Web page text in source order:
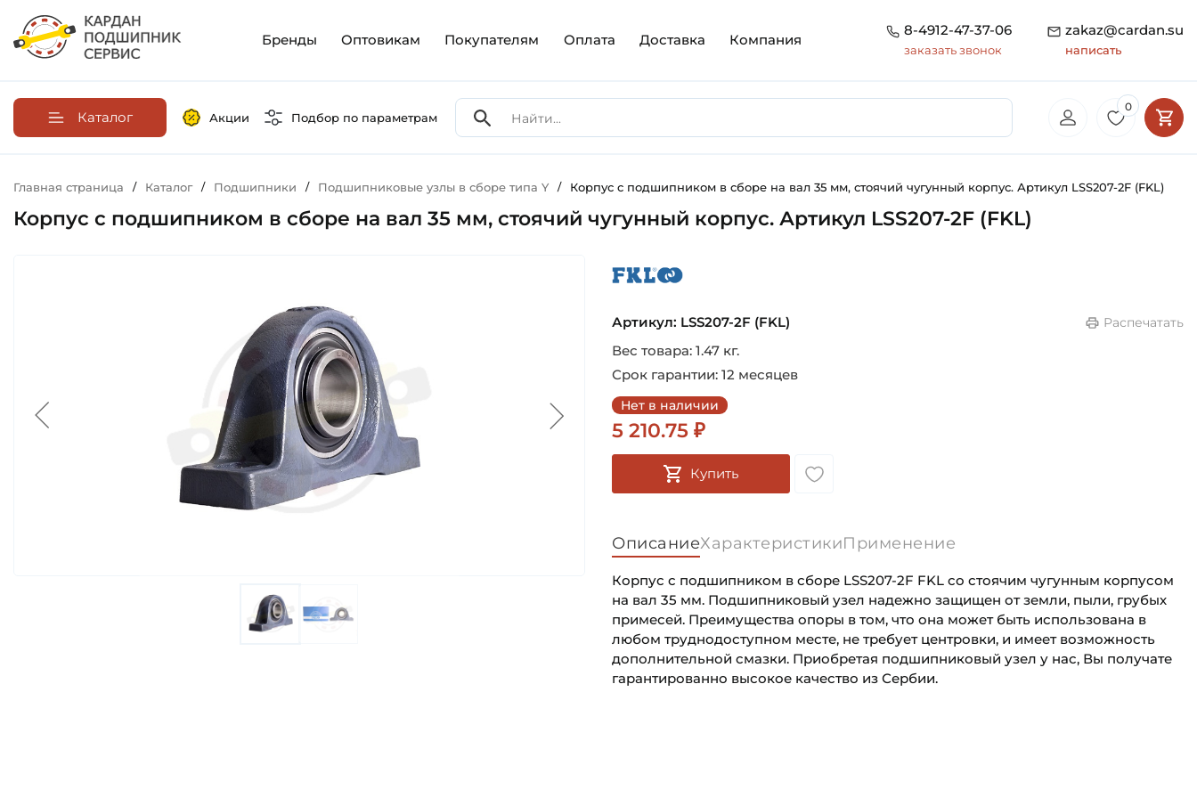
Бренды Оптовикам Покупателям Оплата Доставка Компания
8-4912-47-37-06
заказать звонок
zakaz@cardan.su
написать
Каталог Акции Подбор по параметрам
0
Главная страница / Каталог / Подшипники / Подшипниковые узлы в сборе типа Y / Корпус с подшипником в сборе на вал 35 мм, стоячий чугунный корпус. Артикул LSS207-2F (FKL)
Корпус с подшипником в сборе на вал 35 мм, стоячий чугунный корпус. Артикул LSS207-2F (FKL)
Артикул: LSS207-2F (FKL)
Распечатать
Вес товара: 1.47 кг.
Срок гарантии: 12 месяцев
Нет в наличии
5 210.75 ₽
Купить
ОписаниеХарактеристикиПрименение
Корпус с подшипником в сборе LSS207-2F FKL со стоячим чугунным корпусом
на вал 35 мм. Подшипниковый узел надежно защищен от земли, пыли, грубых
примесей. Преимущества опоры в том, что она может быть использована в
любом труднодоступном месте, не требует центровки, и имеет возможность
дополнительной смазки. Приобретая подшипниковый узел у нас, Вы получате
гарантированно высокое качество из Сербии.